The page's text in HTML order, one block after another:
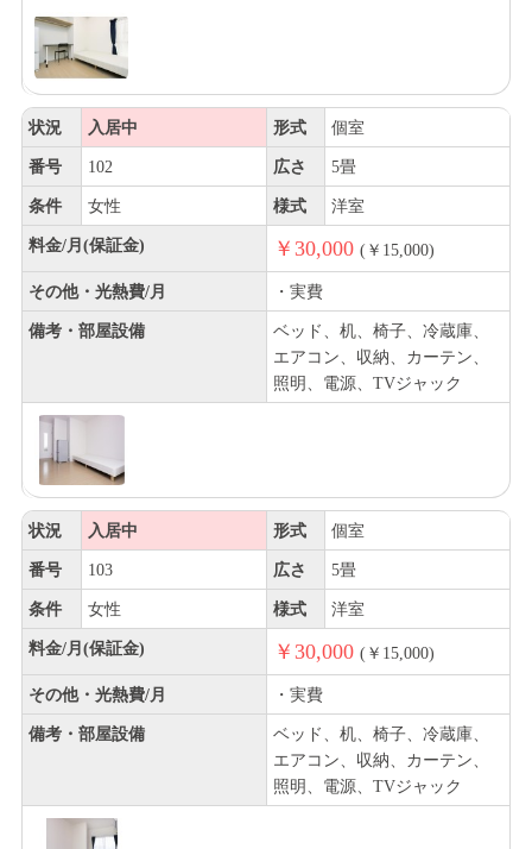
状況 入居中 形式 個室
番号 102 広さ 5畳
条件 女性 様式 洋室
料金/月(保証金) ￥30,000 (￥15,000)
その他・光熱費/月 ・実費
備考・部屋設備
ベッド、机、椅子、冷蔵庫、
エアコン、収納、カーテン、
照明、電源、TVジャック
状況 入居中 形式 個室
番号 103 広さ 5畳
条件 女性 様式 洋室
料金/月(保証金) ￥30,000 (￥15,000)
その他・光熱費/月 ・実費
備考・部屋設備
ベッド、机、椅子、冷蔵庫、
エアコン、収納、カーテン、
照明、電源、TVジャック